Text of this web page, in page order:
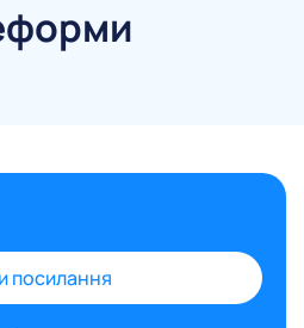
посилання